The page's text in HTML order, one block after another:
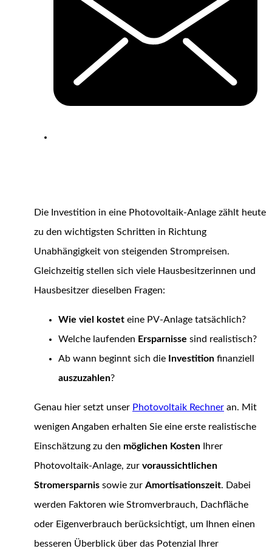
Die Investition in eine Photovoltaik-Anlage zählt heute
zu den wichtigsten Schritten in Richtung
Unabhängigkeit von steigenden Strompreisen.
Gleichzeitig stellen sich viele Hausbesitzerinnen und
Hausbesitzer dieselben Fragen:
Wie viel kostet eine PV-Anlage tatsächlich?
Welche laufenden Ersparnisse sind realistisch?
Ab wann beginnt sich die
Investition finanziell
auszuzahlen?
Genau hier setzt unser Photovoltaik Rechner an. Mit
wenigen Angaben erhalten Sie eine erste realistische
Einschätzung zu den möglichen Kosten Ihrer
Photovoltaik-Anlage, zur voraussichtlichen
Stromersparnis sowie zur Amortisationszeit. Dabei
werden Faktoren wie Stromverbrauch, Dachfläche
oder Eigenverbrauch berücksichtigt, um Ihnen einen
besseren Überblick über das Potenzial Ihrer